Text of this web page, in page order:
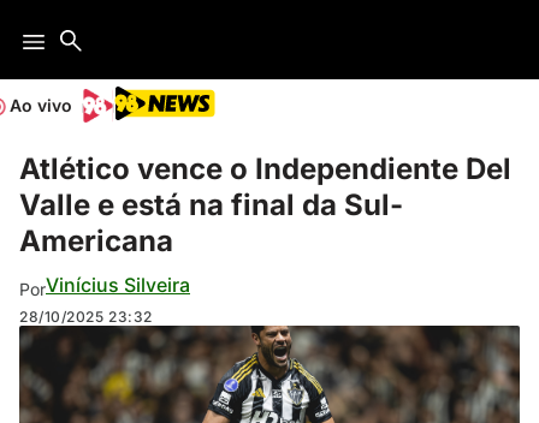
Ao vivo
Atlético vence o Independiente Del
Valle e está na final da Sul-
Americana
PorVinícius Silveira
28/10/2025 23:32